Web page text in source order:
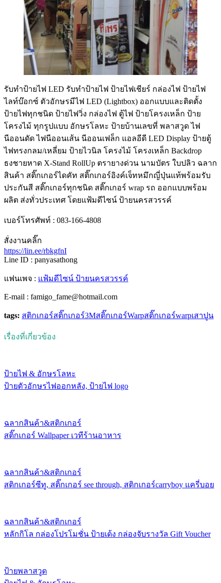
รับทําป้ายไฟ LED รับทำป้ายไฟ ป้ายไฟเชียร์ กล่องไฟ ป้ายไฟ
ไลท์บ๊อกซ์ ตัวอักษรมีไฟ LED (Lightbox) ออกแบบและติดตั้ง
ป้ายไฟทุกชนิด ป้ายไฟวิ่ง กล่องไฟ ตู้ไฟ ป้ายโครงเหล็ก ป้าย
โครงไม้ ทุกรูปแบบ อักษรโลหะ ป้ายบ้านเลขที่ พลาสวูด ไฟ
นีออนดัด ไฟนีออนเส้น นีออนเฟล็ก แอลอีดี LED Display ป้ายตู้
ไฟทรงกลม/เหลี่ยม ป้ายไวนิล โครงไม้ โครงเหล็ก Backdrop
ธงชายหาด X-Stand RollUp ตรายางด่วน นามบัตร ใบปลิว ฉลาก
สินค้า สติ๊กเกอร์ไดคัท สติ๊กเกอร์อิงค์เจ็ทหมึกญี่ปุ่นแท้พร้อมรับ
ประกันสี สติ๊กเกอร์ทุกชนิด สติ๊กเกอร์ wrap รถ ออกแบบพร้อม
ผลิต ส่งทั่วประเทศ โดยแฟ้มดีไซน์ ป้ายนครสวรรค์
เบอร์โทรศัพท์ : 083-166-4808
สั่งงานคลิ๊ก
https://lin.ee/rbkgfnI
Line ID : panyasathong
แฟนเพจ : แฟ้มดีไซน์ ป้ายนครสวรรค์
E-mail : famigo_fame@hotmail.com
tags: สติกเกอร์สติ๊กเกอร์3Mสติ๊กเกอร์Warpสติ๊กเกอร์warpเสาปูน
เรื่องที่เกี่ยวข้อง
ป้ายไฟ & อักษรโลหะ
ป้ายตัวอักษรไฟออกหลัง, ป้ายไฟ logo
ฉลากสินค้า&สติกเกอร์
สติ๊กเกอร์ Wallpaper เวทีร้านอาหาร
ฉลากสินค้า&สติกเกอร์
สติกเกอร์ซีทู, สติ๊กเกอร์ see through, สติกเกอร์carryboy แครี่บอย
ฉลากสินค้า&สติกเกอร์
หลักกิโล กล่องโปรโมชั่น ป้ายเด้ง กล่องจับรางวัล Gift Voucher
ป้ายพลาสวูด